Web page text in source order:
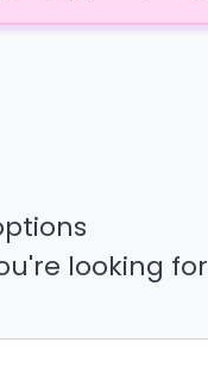
looking for.